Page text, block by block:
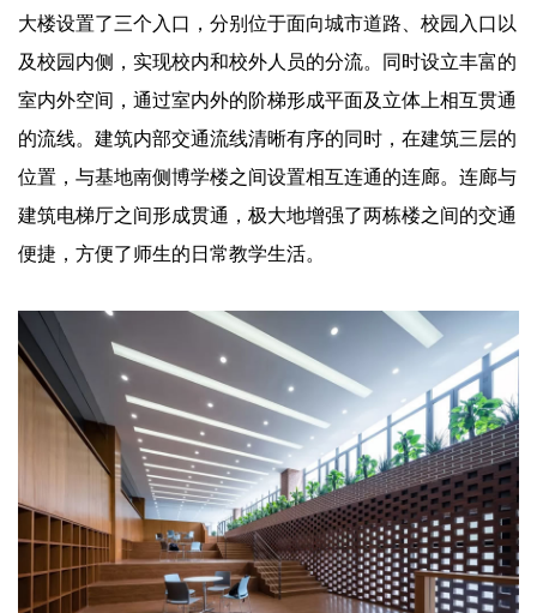
大楼设置了三个入口，分别位于面向城市道路、校园入口以
及校园内侧，实现校内和校外人员的分流。同时设立丰富的
室内外空间，通过室内外的阶梯形成平面及立体上相互贯通
的流线。建筑内部交通流线清晰有序的同时，在建筑三层的
位置，与基地南侧博学楼之间设置相互连通的连廊。连廊与
建筑电梯厅之间形成贯通，极大地增强了两栋楼之间的交通
便捷，方便了师生的日常教学生活。